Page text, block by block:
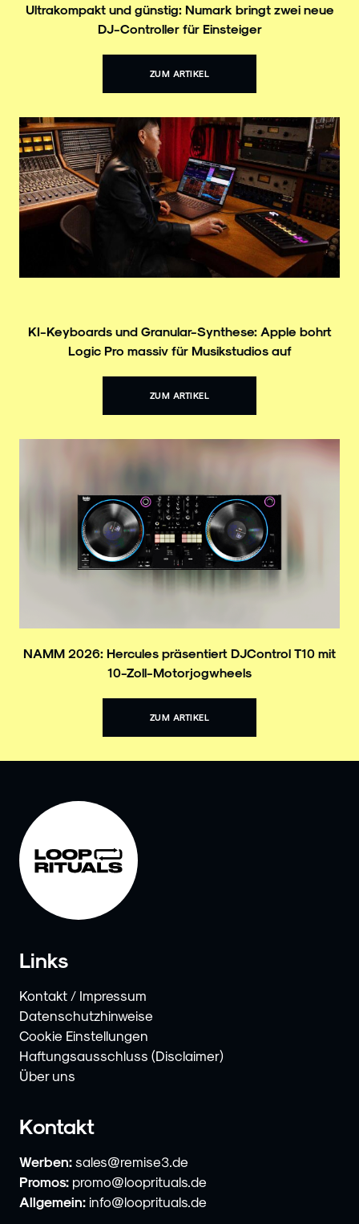
Ultrakompakt und günstig: Numark bringt zwei neue
DJ-Controller für Einsteiger
ZUM ARTIKEL
KI-Keyboards und Granular-Synthese: Apple bohrt
Logic Pro massiv für Musikstudios auf
ZUM ARTIKEL
NAMM 2026: Hercules präsentiert DJControl T10 mit
10-Zoll-Motorjogwheels
ZUM ARTIKEL
Links
Kontakt / Impressum
Datenschutzhinweise
Cookie Einstellungen
Haftungsausschluss (Disclaimer)
Über uns
Kontakt
Werben: sales@remise3.de
Promos: promo@looprituals.de
Allgemein: info@looprituals.de